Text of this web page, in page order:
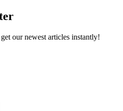
our newest articles instantly!